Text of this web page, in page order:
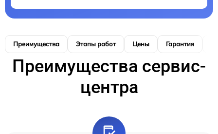
Преимущества Этапы работ Цены Гарантия
Преимущества сервис-
центра